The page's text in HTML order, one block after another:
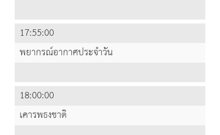
17:55:00
พยากรณ์อากาศประจำวัน
18:00:00
เคารพธงชาติ